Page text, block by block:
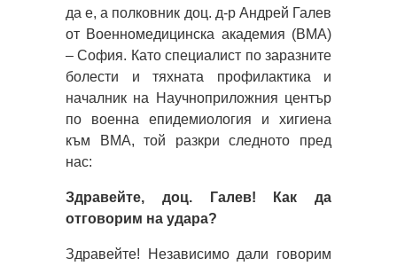
да е, а полковник доц. д-р Андрей Галев
от Военномедицинска академия (ВМА)
– София. Като специалист по заразните
болести и тяхната профилактика и
началник на Научноприложния център
по военна епидемиология и хигиена
към ВМА, той разкри следното пред
нас:
Здравейте, доц. Галев! Как да
отговорим на удара?
Здравейте! Независимо дали говорим